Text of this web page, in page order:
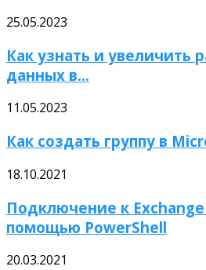
25.05.2023
Как узнать и увеличить
данных в...
11.05.2023
Как создать группу в
18.10.2021
Подключение к Exchange
помощью PowerShell
20.03.2021